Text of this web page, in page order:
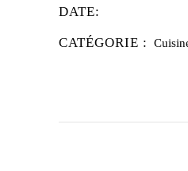
DATE:
CATÉGORIE :